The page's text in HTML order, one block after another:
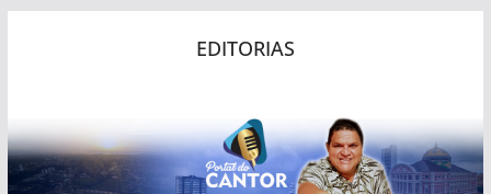
EDITORIAS